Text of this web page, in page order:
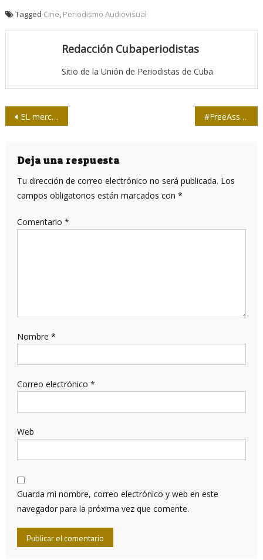
Tagged Cine, Periodismo Audiovisual
Redacción Cubaperiodistas
Sitio de la Unión de Periodistas de Cuba
Navegación
entradas
EL mercenarismo político no podrá imperar en el periodismo #FreeAssange en videoconferencia este lunes, por Cubaperiodistas
Deja una respuesta
Tu dirección de correo electrónico no será publicada. Los
campos obligatorios están marcados con *
Comentario *
Nombre *
Correo electrónico *
Web
Guarda mi nombre, correo electrónico y web en este
navegador para la próxima vez que comente.